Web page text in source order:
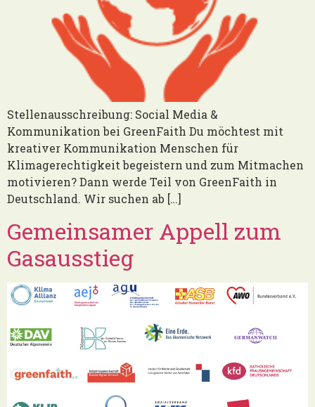
Stellenausschreibung: Social Media &
Kommunikation bei GreenFaith Du möchtest mit
kreativer Kommunikation Menschen für
Klimagerechtigkeit begeistern und zum Mitmachen
motivieren? Dann werde Teil von GreenFaith in
Deutschland. Wir suchen ab […]
Gemeinsamer Appell zum
Gasausstieg